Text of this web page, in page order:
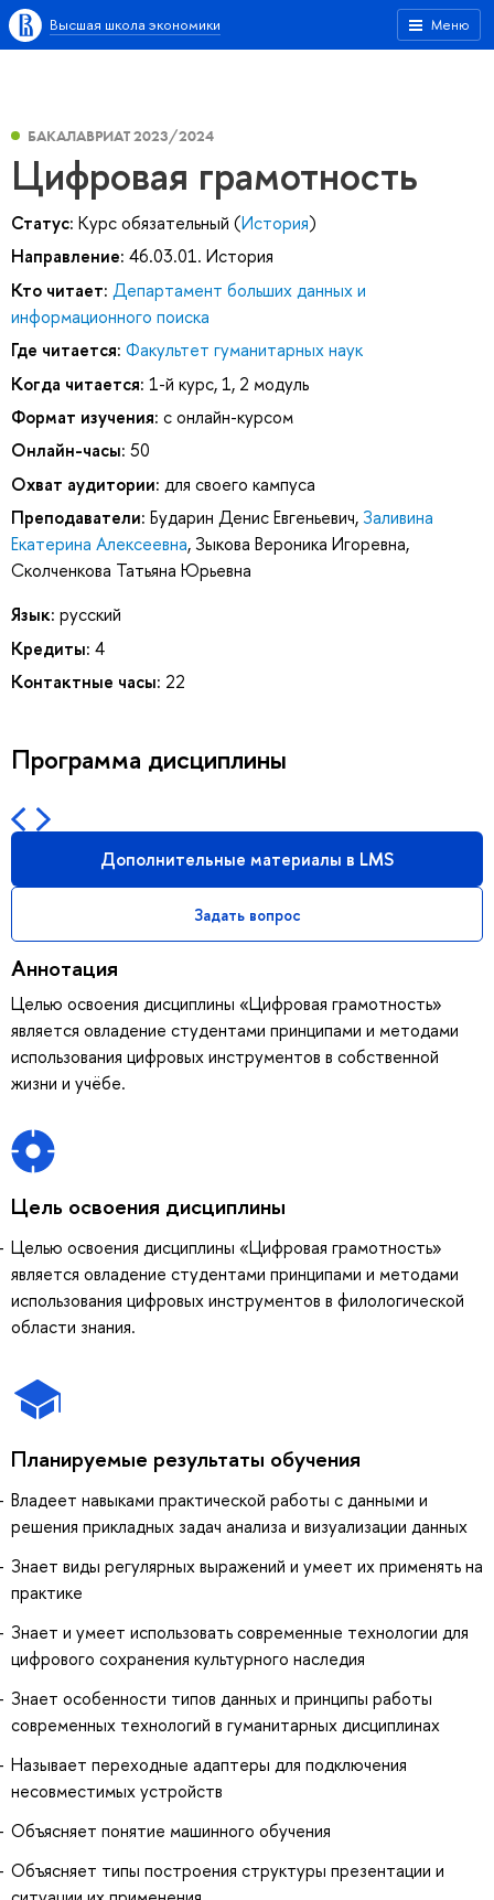
Меню
Высшая школа экономики
БАКАЛАВРИАТ 2023/2024
Цифровая грамотность
Статус: Курс обязательный (История)
Направление: 46.03.01. История
Кто читает: Департамент больших данных и
информационного поиска
Где читается: Факультет гуманитарных наук
Когда читается: 1-й курс, 1, 2 модуль
Формат изучения: с онлайн-курсом
Онлайн-часы: 50
Охват аудитории: для своего кампуса
Преподаватели: Бударин Денис Евгеньевич, Заливина
Екатерина Алексеевна, Зыкова Вероника Игоревна,
Сколченкова Татьяна Юрьевна
Язык: русский
Кредиты: 4
Контактные часы: 22
Программа дисциплины
Дополнительные материалы в LMS
Задать вопрос
Аннотация
Целью освоения дисциплины «Цифровая грамотность»
является овладение студентами принципами и методами
использования цифровых инструментов в собственной
жизни и учёбе.
Цель освоения дисциплины
Целью освоения дисциплины «Цифровая грамотность»
является овладение студентами принципами и методами
использования цифровых инструментов в филологической
области знания.
Планируемые результаты обучения
Владеет навыками практической работы с данными и
решения прикладных задач анализа и визуализации данных
Знает виды регулярных выражений и умеет их применять на
практике
Знает и умеет использовать современные технологии для
цифрового сохранения культурного наследия
Знает особенности типов данных и принципы работы
современных технологий в гуманитарных дисциплинах
Называет переходные адаптеры для подключения
несовместимых устройств
Объясняет понятие машинного обучения
Объясняет типы построения структуры презентации и